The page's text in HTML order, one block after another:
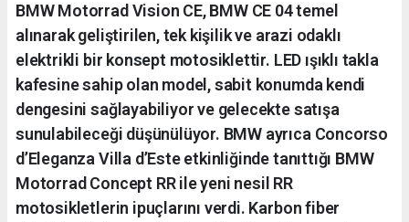
BMW Motorrad Vision CE, BMW CE 04 temel
alınarak geliştirilen, tek kişilik ve arazi odaklı
elektrikli bir konsept motosiklettir. LED ışıklı takla
kafesine sahip olan model, sabit konumda kendi
dengesini sağlayabiliyor ve gelecekte satışa
sunulabileceği düşünülüyor. BMW ayrıca Concorso
d’Eleganza Villa d’Este etkinliğinde tanıttığı BMW
Motorrad Concept RR ile yeni nesil RR
motosikletlerin ipuçlarını verdi. Karbon fiber